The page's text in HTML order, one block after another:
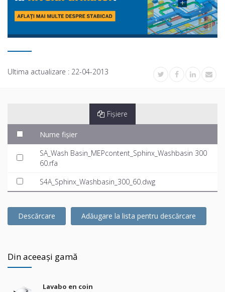
Ultima actualizare : 22-04-2013
Fișiere
Nume fișier
SA_Wash Basin_MEPcontent_Sphinx_Washbasin 300
60.rfa
S4A_Sphinx_Washbasin_300_60.dwg
Descărcare Adăugare la lista pentru descărcare
Din aceeași gamă
Lavabo en coin